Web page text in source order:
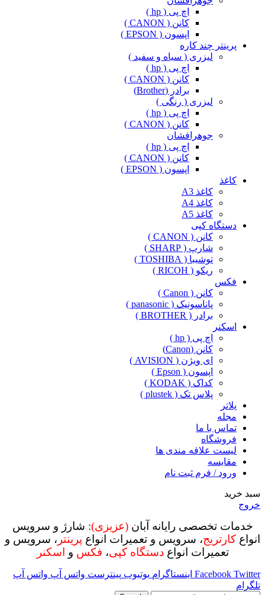
اچ پی ( hp )
کانن ( CANON )
اپسون ( EPSON )
پرینتر چند کاره
لیزری ( سیاه و سفید )
اچ پی ( hp )
کانن ( CANON )
برادر (Brother)
لیزری ( رنگی )
اچ پی ( hp )
کانن ( CANON )
جوهرافشان
اچ پی ( hp )
کانن ( CANON )
اپسون ( EPSON )
کاغذ
کاغذ A3
کاغذ A4
کاغذ A5
دستگاه کپی
کانن ( CANON )
شارپ ( SHARP )
توشیبا ( TOSHIBA )
ریکو ( RICOH )
فکس
کانن ( Canon )
پاناسونیک ( panasonic )
برادر ( BROTHER )
اسکنر
اچ پی ( hp )
کانن (Canon)
ای ویژن ( AVISION )
اپسون ( Epson )
کداک ( KODAK )
پلاس تک ( plustek )
پلاتر
مجله
تماس با ما
فروشگاه
لیست علاقه مندی ها
مقایسه
ورود / فرم ثبت نام
سبد خرید
خروج
خدمات تخصصی رایانه آبان (عزیزی): شارژ و سرویس
انواع کارتریج، سرویس و تعمیرات انواع پرینتر ، سرویس و
تعمیرات انواعدستگاه کپی، فکس و اسکنر
Facebook Twitter اینستاگرام یوتیوب پینترست واتس آپ واتس آپ
تلگرام